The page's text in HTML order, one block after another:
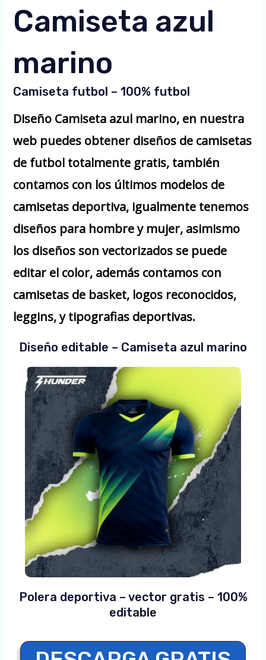
Camiseta azul
marino
Camiseta futbol – 100% futbol
Diseño Camiseta azul marino, en nuestra
web puedes obtener diseños de camisetas
de futbol totalmente gratis, también
contamos con los últimos modelos de
camisetas deportiva, igualmente tenemos
diseños para hombre y mujer, asimismo
los diseños son vectorizados se puede
editar el color, además contamos con
camisetas de basket, logos reconocidos,
leggins, y tipografias deportivas.
Diseño editable – Camiseta azul marino
Polera deportiva – vector gratis – 100%
editable